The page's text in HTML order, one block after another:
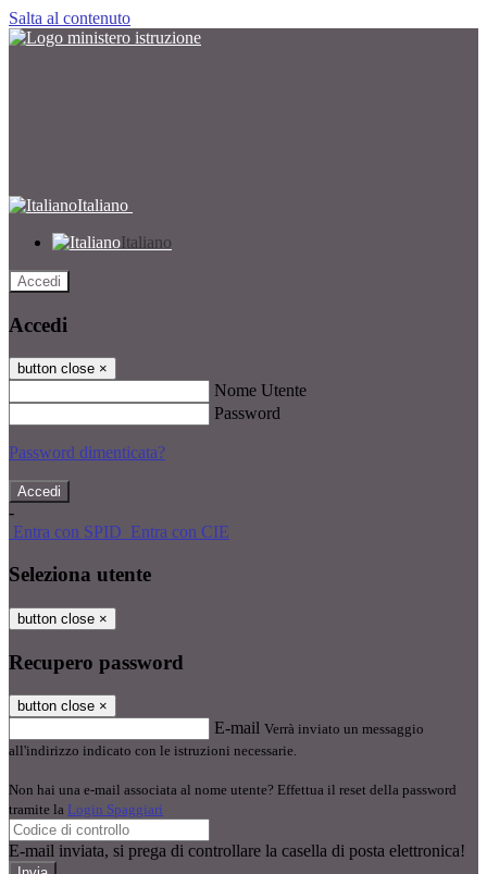
Salta al contenuto
Italiano
Italiano
Accedi
Accedi
button close ×
Nome Utente
Password
Password dimenticata?
-
Entra con SPID Entra con CIE
Seleziona utente
button close ×
Recupero password
button close ×
E-mail Verrà inviato un messaggio
all'indirizzo indicato con le istruzioni necessarie.
Non hai una e-mail associata al nome utente? Effettua il reset della password
tramite la Login Spaggiari
E-mail inviata, si prega di controllare la casella di posta elettronica!